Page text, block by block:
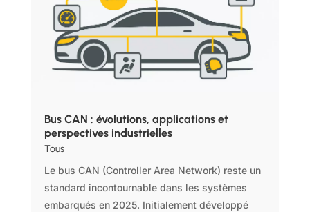
Bus CAN : évolutions, applications et
perspectives industrielles
Tous
Le bus CAN (Controller Area Network) reste un
standard incontournable dans les systèmes
embarqués en 2025. Initialement développé